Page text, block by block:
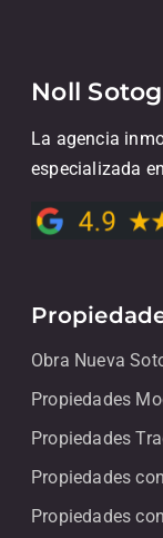
Noll
La agencia
especializada
Obra Nueva
Propiedades
Propiedades
Propiedades
Propiedades